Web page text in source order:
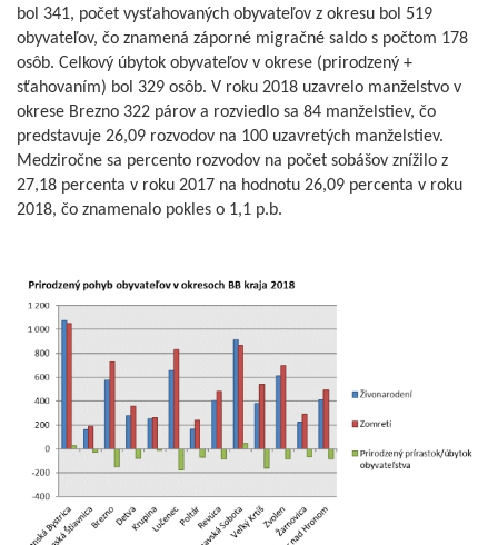
bol 341, počet vysťahovaných obyvateľov z okresu bol 519
obyvateľov, čo znamená záporné migračné saldo s počtom 178
osôb. Celkový úbytok obyvateľov v okrese (prirodzený +
sťahovaním) bol 329 osôb. V roku 2018 uzavrelo manželstvo v
okrese Brezno 322 párov a rozviedlo sa 84 manželstiev, čo
predstavuje 26,09 rozvodov na 100 uzavretých manželstiev.
Medziročne sa percento rozvodov na počet sobášov znížilo z
27,18 percenta v roku 2017 na hodnotu 26,09 percenta v roku
2018, čo znamenalo pokles o 1,1 p.b.